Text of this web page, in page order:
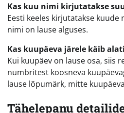
Kas kuu nimi kirjutatakse
Eesti keeles kirjutatakse kuude
nimi on lause alguses.
Kas kuupäeva järele käib
Kui kuupäev on lause osa, siis
numbritest koosneva
lause lõpumärk, mitte
Tähelepanu